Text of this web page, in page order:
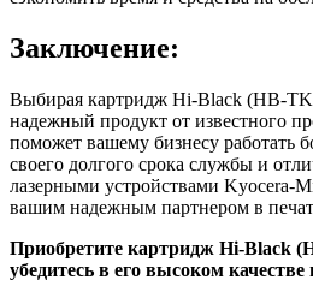
Заключение:
Выбирая картридж Hi-Black (HB-
надежный продукт от известного
поможет вашему бизнесу работать
своего долгого срока службы и
лазерными устройствами Kyocera-
вашим надежным партнером в
Приобретите картридж Hi-Black
убедитесь в его высоком